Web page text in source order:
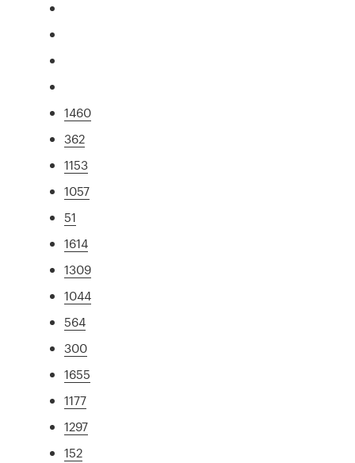
1460
362
1153
1057
51
1614
1309
1044
564
300
1655
1177
1297
152